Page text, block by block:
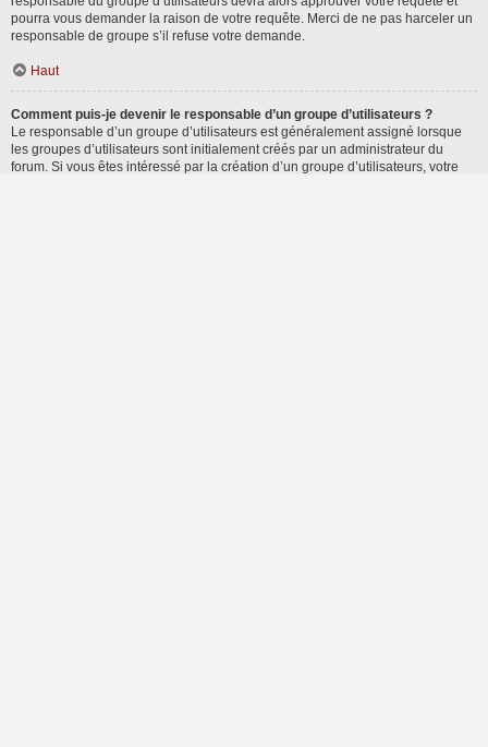
pourra vous demander la raison de votre requête. Merci de ne pas harceler un
responsable de groupe s’il refuse votre demande.
Haut
Comment puis-je devenir le responsable d’un groupe d’utilisateurs ?
Le responsable d’un groupe d’utilisateurs est généralement assigné lorsque
les groupes d’utilisateurs sont initialement créés par un administrateur du
forum. Si vous êtes intéressé par la création d’un groupe d’utilisateurs, votre